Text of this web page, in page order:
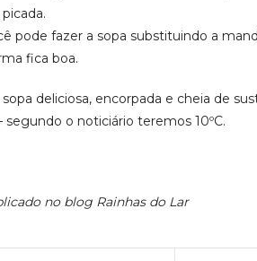
pode fazer a sopa substituindo a
fica boa.
deliciosa, encorpada e cheia de
segundo o noticiário teremos 10ºC.
no blog Rainhas do Lar